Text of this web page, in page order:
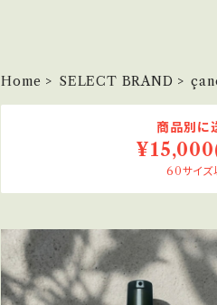
Home SELECT BRAND
商品別に
¥15,000(
60サイズ